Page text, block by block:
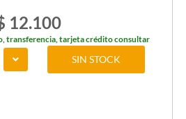
12.100
transferencia, tarjeta crédito consultar
SIN STOCK